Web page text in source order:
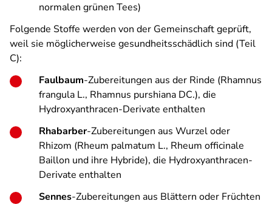
normalen grünen Tees)
Folgende Stoffe werden von der Gemeinschaft geprüft,
weil sie möglicherweise gesundheitsschädlich sind (Teil
C):
Faulbaum-Zubereitungen aus der Rinde (Rhamnus
frangula L., Rhamnus purshiana DC.), die
Hydroxyanthracen-Derivate enthalten
Rhabarber-Zubereitungen aus Wurzel oder
Rhizom (Rheum palmatum L., Rheum officinale
Baillon und ihre Hybride), die Hydroxyanthracen-
Derivate enthalten
Sennes-Zubereitungen aus Blättern oder Früchten